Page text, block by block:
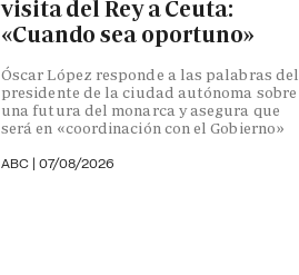
visita del Rey a Ceuta:
«Cuando sea oportuno»
Óscar López responde a las palabras del
presidente de la ciudad autónoma sobre
una futura del monarca y asegura que
será en «coordinación con el Gobierno»
ABC | 07/08/2026